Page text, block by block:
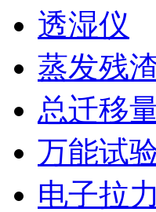
透湿仪
蒸发残
总迁移
万能试
电子拉